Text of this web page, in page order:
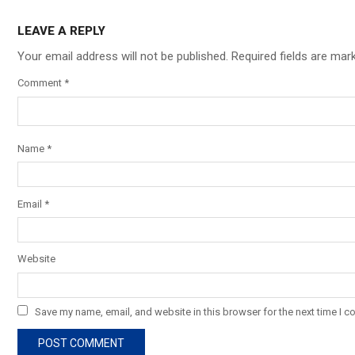
LEAVE A REPLY
Your email address will not be published. Required fields are
Comment *
Name *
Email *
Website
Save my name, email, and website in this browser for the next time I